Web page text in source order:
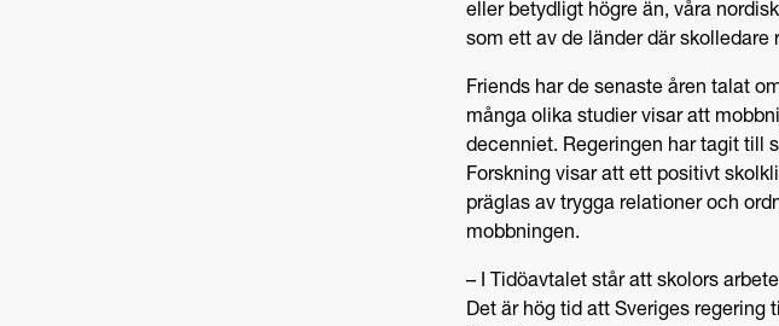
eller betydligt högre än, våra
som ett av de länder där
Friends har de senaste åren talat
många olika studier visar att
decenniet. Regeringen har tagit till
Forskning visar att ett positivt
präglas av trygga relationer och
mobbningen.
– I Tidöavtalet står att skolors
Det är hög tid att Sveriges